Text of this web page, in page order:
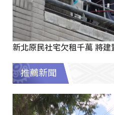
新北原民社宅欠租千萬 將建
推薦新聞